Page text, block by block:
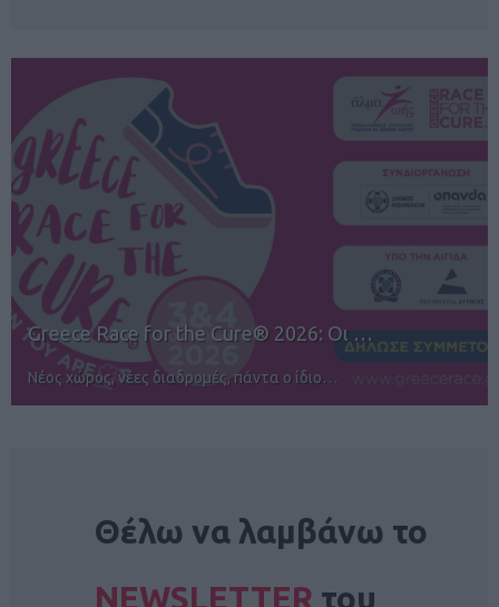
12ος TUI Rhodes Marathon: Άνοιγμα ε…
Αγώνες για όλους στην Ρόδο
Θέλω να λαμβάνω το
NEWSLETTER του